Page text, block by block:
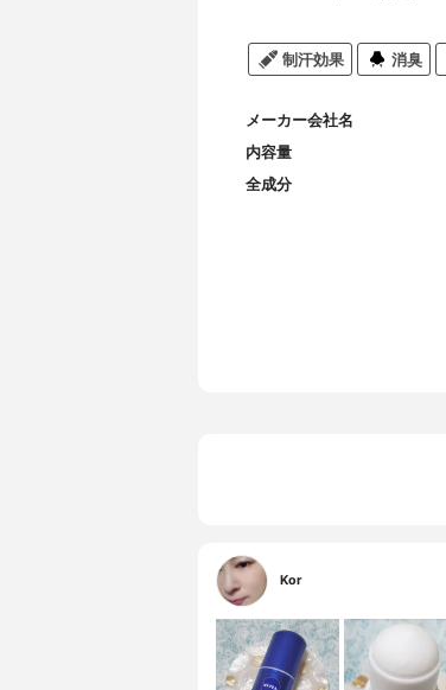
制汗効果 消臭
メーカー会社名
内容量
全成分
Kor